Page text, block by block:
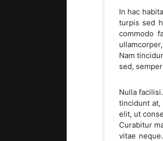
In hac
turpis sed
commodo
Nam
sed,
Nulla
tincidunt at,
elit, ut
Curabitur
vitae